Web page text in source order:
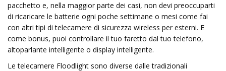
pacchetto e, nella maggior parte dei casi, non devi preoccuparti
di ricaricare le batterie ogni poche settimane o mesi come fai
con altri tipi di telecamere di sicurezza wireless per esterni. E
come bonus, puoi controllare il tuo faretto dal tuo telefono,
altoparlante intelligente o display intelligente.
Le telecamere Floodlight sono diverse dalle tradizionali